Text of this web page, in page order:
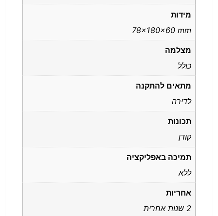
מידות
78x180x60 mm
מצלמה
כולל
מתאים להתקנה
לדירה
תכונות
קודן
תמיכה באפליקציה
ללא
אחריות
2 שנות אחרית